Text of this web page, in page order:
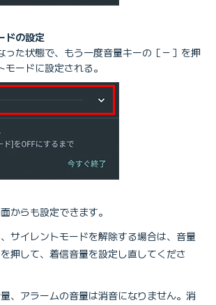
ドの設定
った状態で、もう一度音量キーの［－］を押
ードに設定される。
からも設定できます。
サイレントモードを解除する場合は、音量
押して、着信音量を設定し直してくださ
、アラームの音量は消音になりません。消